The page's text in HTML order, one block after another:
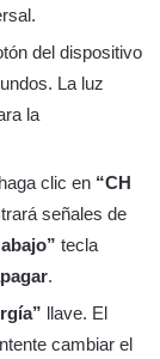
del dispositivo
La luz
la
clic en “CH
señales de
tecla
.
llave. El
cambiar el